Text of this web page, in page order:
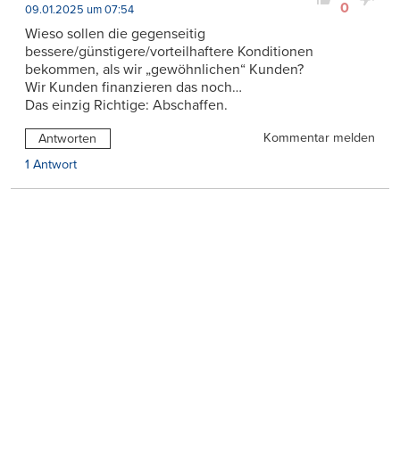
0
09.01.2025 um 07:54
Wieso sollen die gegenseitig
bessere/günstigere/vorteilhaftere Konditionen
bekommen, als wir „gewöhnlichen“ Kunden?
Wir Kunden finanzieren das noch…
Das einzig Richtige: Abschaffen.
Antworten
Kommentar melden
1 Antwort